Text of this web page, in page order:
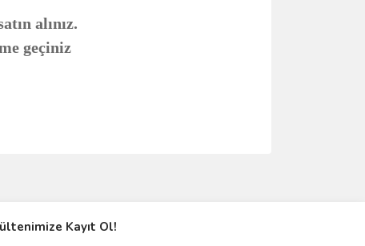
alınız.
geçiniz
Kayıt Ol!